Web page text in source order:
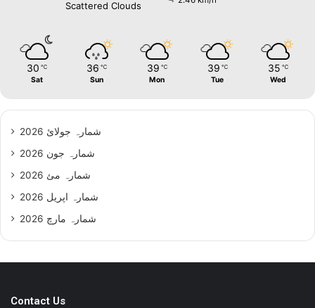
Scattered Clouds
30 ℃
Sat
36 ℃
Sun
39 ℃
Mon
39 ℃
Tue
35 ℃
Wed
شمارہ جولائ 2026
شمارہ جون 2026
شمارہ مئ 2026
شمارہ اپریل 2026
شمارہ مارچ 2026
Contact Us